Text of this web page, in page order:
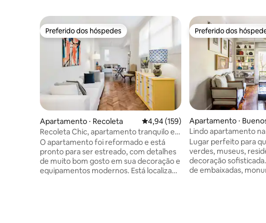
Preferido dos hóspedes
Preferido dos hóspedes
Apartamento ⋅ Recoleta 4,94 de uma avaliação média de 5,
4,94 (159)
Recoleta Chic, apartamento tranquilo e
elegante
O apartamento foi reformado e está
pronto para ser estreado, com detalhes
de muito bom gosto em sua decoração e
equipamentos modernos. Está localizado
Preferido dos
Preferido dos
Apartamento ⋅
sLindo apartamento
varanda francesa
Lugar perfeito para
verdes, museus,
decoração
de embaixadas,